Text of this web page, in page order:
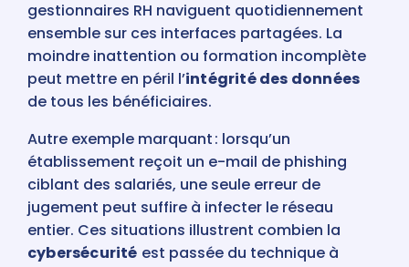
gestionnaires RH naviguent quotidiennement
ensemble sur ces interfaces partagées. La
moindre inattention ou formation incomplète
peut mettre en péril l’intégrité des données
de tous les bénéficiaires.
Autre exemple marquant : lorsqu’un
établissement reçoit un e-mail de phishing
ciblant des salariés, une seule erreur de
jugement peut suffire à infecter le réseau
entier. Ces situations illustrent combien la
cybersécurité est passée du technique à